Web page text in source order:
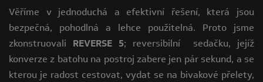
Věříme v jednoduchá a efektivní řešení, která jsou
bezpečná, pohodlná a lehce použitelná. Proto jsme
zkonstruovali REVERSE 5; reversibilní sedačku, jejíž
konverze z batohu na postroj zabere jen pár sekund, a se
kterou je radost cestovat, vydat se na bivakové přelety,